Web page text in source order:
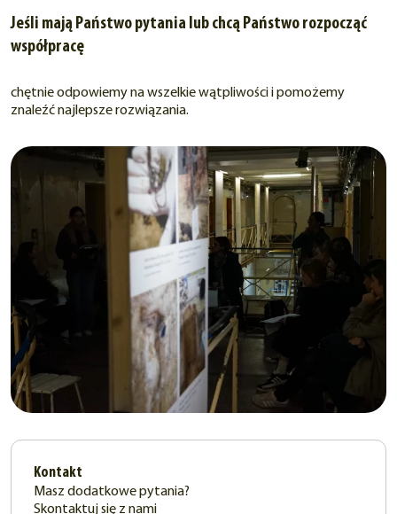
Jeśli mają Państwo pytania lub chcą Państwo rozpocząć
współpracę
chętnie odpowiemy na wszelkie wątpliwości i pomożemy
znaleźć najlepsze rozwiązania.
Kontakt
Masz dodatkowe pytania?
Skontaktuj się z nami